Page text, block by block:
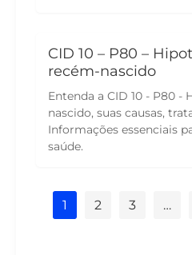
CID 10 – P80 –
recém-nascido
Entenda a CID 10 - P80
nascido, suas causas,
Informações essenciais
saúde.
1 2 3 …